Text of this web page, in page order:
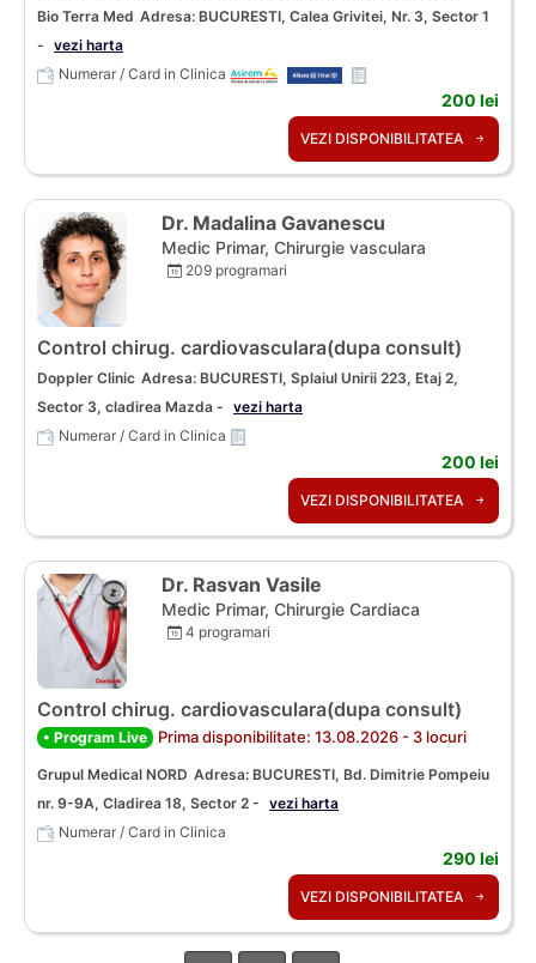
Bio Terra Med Adresa: BUCURESTI, Calea Grivitei, Nr. 3, Sector 1
- vezi harta
Numerar / Card in Clinica
200 lei
VEZI DISPONIBILITATEA
Dr. Madalina Gavanescu
Medic Primar, Chirurgie vasculara
209 programari
Control chirug. cardiovasculara(dupa consult)
Doppler Clinic Adresa: BUCURESTI, Splaiul Unirii 223, Etaj 2,
Sector 3, cladirea Mazda - vezi harta
Numerar / Card in Clinica
200 lei
VEZI DISPONIBILITATEA
Dr. Rasvan Vasile
Medic Primar, Chirurgie Cardiaca
4 programari
Control chirug. cardiovasculara(dupa consult)
• Program Live Prima disponibilitate: 13.08.2026 - 3 locuri
Grupul Medical NORD Adresa: BUCURESTI, Bd. Dimitrie Pompeiu
nr. 9-9A, Cladirea 18, Sector 2 - vezi harta
Numerar / Card in Clinica
290 lei
VEZI DISPONIBILITATEA